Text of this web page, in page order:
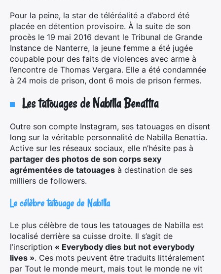
Pour la peine, la star de téléréalité a d’abord été
placée en détention provisoire. À la suite de son
procès le 19 mai 2016 devant le Tribunal de Grande
Instance de Nanterre, la jeune femme a été jugée
coupable pour des faits de violences avec arme à
l’encontre de Thomas Vergara. Elle a été condamnée
à 24 mois de prison, dont 6 mois de prison fermes.
Les tatouages de Nabilla Benattia
Outre son compte Instagram, ses tatouages en disent
long sur la véritable personnalité de Nabilla Benattia.
Active sur les réseaux sociaux, elle n’hésite pas à
partager des photos de son corps sexy
agrémentées de tatouages à destination de ses
milliers de followers.
Le célèbre tatouage de Nabilla
Le plus célèbre de tous les tatouages de Nabilla est
localisé derrière sa cuisse droite. Il s’agit de
l’inscription « Everybody dies but not everybody
lives ». Ces mots peuvent être traduits littéralement
par Tout le monde meurt, mais tout le monde ne vit